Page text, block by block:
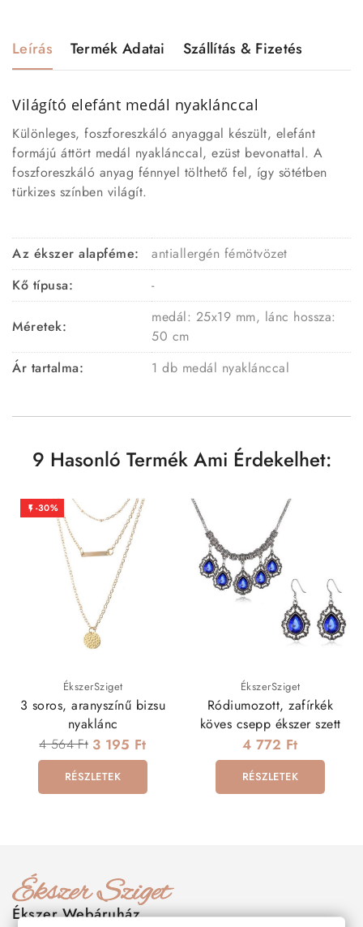
Leírás Termék Adatai Szállítás & Fizetés
Világító elefánt medál nyaklánccal
Különleges, foszforeszkáló anyaggal készült, elefánt
formájú áttört medál nyaklánccal, ezüst bevonattal. A
foszforeszkáló anyag fénnyel tölthető fel, így sötétben
türkizes színben világít.
Az ékszer alapféme:
antiallergén fémötvözet
Kő típusa:
-
Méretek:
medál: 25x19 mm, lánc hossza:
50 cm
Ár tartalma:
1 db medál nyaklánccal
9 Hasonló Termék Ami Érdekelhet:
 -30%
ÉkszerSziget
3 soros, aranyszínű bizsu
nyaklánc
4 564 Ft 3 195 Ft
RÉSZLETEK
ÉkszerSziget
Ródiumozott, zafírkék
köves csepp ékszer szett
4 772 Ft
RÉSZLETEK
Ékszer Webáruház